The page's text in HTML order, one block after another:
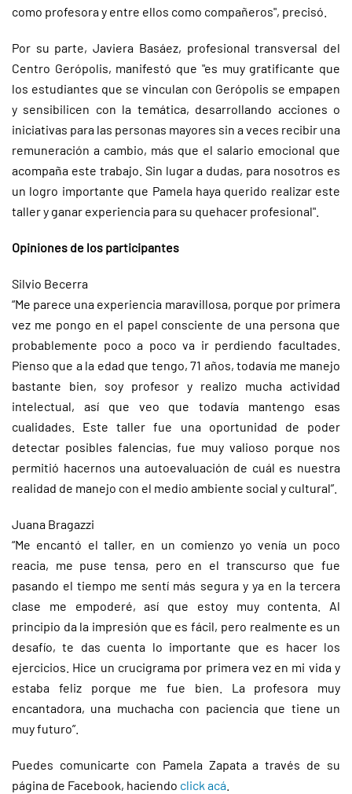
como profesora y entre ellos como compañeros", precisó.
Por su parte, Javiera Basáez, profesional transversal del
Centro Gerópolis, manifestó que "es muy gratificante que
los estudiantes que se vinculan con Gerópolis se empapen
y sensibilicen con la temática, desarrollando acciones o
iniciativas para las personas mayores sin a veces recibir una
remuneración a cambio, más que el salario emocional que
acompaña este trabajo. Sin lugar a dudas, para nosotros es
un logro importante que Pamela haya querido realizar este
taller y ganar experiencia para su quehacer profesional".
Opiniones de los participantes
Silvio Becerra
“Me parece una experiencia maravillosa, porque por primera
vez me pongo en el papel consciente de una persona que
probablemente poco a poco va ir perdiendo facultades.
Pienso que a la edad que tengo, 71 años, todavía me manejo
bastante bien, soy profesor y realizo mucha actividad
intelectual, así que veo que todavía mantengo esas
cualidades. Este taller fue una oportunidad de poder
detectar posibles falencias, fue muy valioso porque nos
permitió hacernos una autoevaluación de cuál es nuestra
realidad de manejo con el medio ambiente social y cultural”.
Juana Bragazzi
“Me encantó el taller, en un comienzo yo venía un poco
reacia, me puse tensa, pero en el transcurso que fue
pasando el tiempo me sentí más segura y ya en la tercera
clase me empoderé, así que estoy muy contenta. Al
principio da la impresión que es fácil, pero realmente es un
desafío, te das cuenta lo importante que es hacer los
ejercicios. Hice un crucigrama por primera vez en mi vida y
estaba feliz porque me fue bien. La profesora muy
encantadora, una muchacha con paciencia que tiene un
muy futuro”.
Puedes comunicarte con Pamela Zapata a través de su
página de Facebook, haciendo click acá